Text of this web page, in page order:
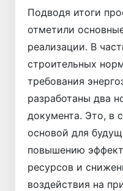
Подводя итоги
отметили
реализации. В
строительных
требования
разработаны два
документа. Это, в
основой для
повышению
ресурсов и
воздействия на